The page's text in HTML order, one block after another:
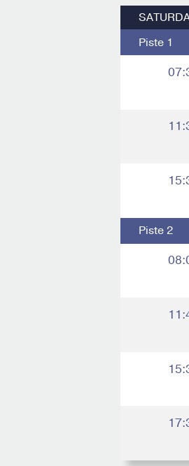
Piste 1
Piste 2